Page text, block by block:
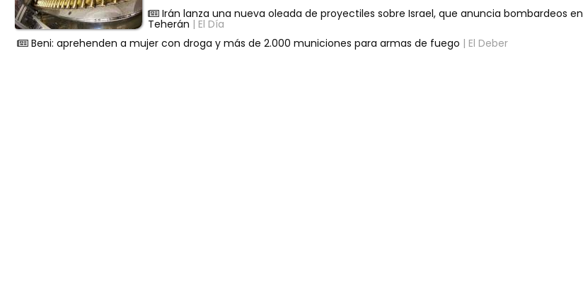
Irán lanza una nueva oleada de proyectiles sobre Israel, que anuncia bombardeos en
Teherán | El Día
Beni: aprehenden a mujer con droga y más de 2.000 municiones para armas de fuego | El Deber